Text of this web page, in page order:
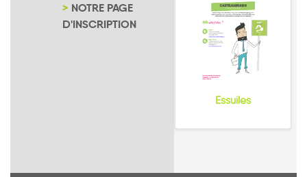
NOTRE PAGE
D'INSCRIPTION
Essuiles